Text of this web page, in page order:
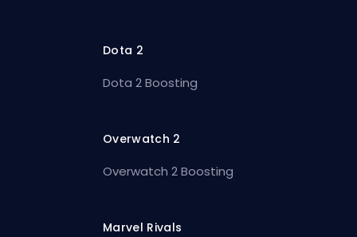
Dota 2
Dota 2 Boosting
Overwatch 2
Overwatch 2 Boosting
Marvel Rivals